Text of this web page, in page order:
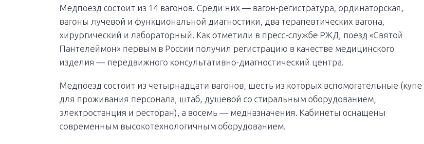
Медпоезд состоит из 14 вагонов. Среди них — вагон-регистратура, ординаторская,
вагоны лучевой и функциональной диагностики, два терапевтических вагона,
хирургический и лабораторный. Как отметили в пресс-службе РЖД, поезд «Святой
Пантелеймон» первым в России получил регистрацию в качестве медицинского
изделия — передвижного консультативно-диагностический центра.
Медпоезд состоит из четырнадцати вагонов, шесть из которых вспомогательные (купе
для проживания персонала, штаб, душевой со стиральным оборудованием,
электростанция и ресторан), а восемь — медназначения. Кабинеты оснащены
современным высокотехнологичным оборудованием.